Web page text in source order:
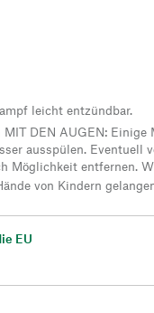
leicht entzündbar.
MIT DEN AUGEN: Einige
ausspülen. Eventuell
Möglichkeit entfernen.
von Kindern
EU